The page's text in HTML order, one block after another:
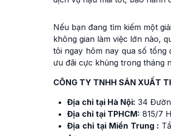
Nếu bạn đang tìm kiếm một
không gian làm việc lớn nào,
tôi ngay hôm nay qua số tổng
ưu đãi cực khủng trong tháng
CÔNG TY TNHH SẢN XUẤT
Địa chỉ tại Hà Nội: 34
Địa chỉ tại TPHCM: 815/7
Địa chỉ tại Miền Trung :